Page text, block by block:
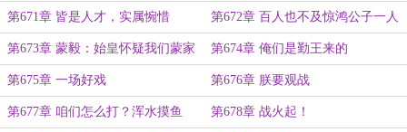
第671章 皆是人才，实属惋惜 第672章 百人也不及惊鸿公子一人
也
第673章 蒙毅：始皇怀疑我们蒙家
了啊！
第674章 俺们是勤王来的
第675章 一场好戏 第676章 朕要观战
第677章 咱们怎么打？浑水摸鱼 第678章 战火起！